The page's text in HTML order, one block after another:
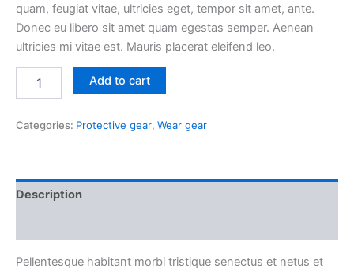
quam, feugiat vitae, ultricies eget, tempor sit amet, ante.
Donec eu libero sit amet quam egestas semper. Aenean
ultricies mi vitae est. Mauris placerat eleifend leo.
Add to cart
Categories: Protective gear, Wear gear
Description
Pellentesque habitant morbi tristique senectus et netus et